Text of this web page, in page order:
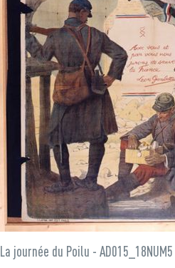
La journée du Poilu - AD015_18NUM5